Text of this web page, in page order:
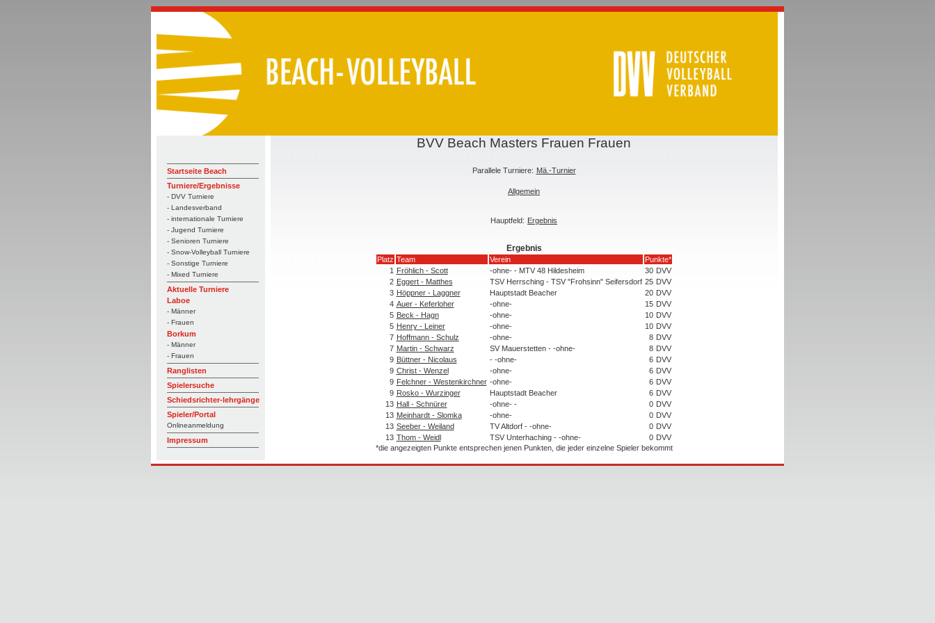
Startseite Beach
Turniere/Ergebnisse
- DVV Turniere
- Landesverband
- internationale Turniere
- Jugend Turniere
- Senioren Turniere
- Snow-Volleyball Turniere
- Sonstige Turniere
- Mixed Turniere
Aktuelle Turniere
Laboe
- Männer
- Frauen
Borkum
- Männer
- Frauen
Ranglisten
Spielersuche
Schiedsrichter-lehrgänge
Spieler/Portal
Onlineanmeldung
Impressum
BVV Beach Masters Frauen Frauen
Parallele Turniere: Mä.-Turnier
Allgemein
Hauptfeld: Ergebnis
Ergebnis
Platz Team Verein
Punkte*
1 Fröhlich - Scott -ohne- - MTV 48 Hildesheim 30 DVV
2 Eggert - Matthes TSV Herrsching - TSV "Frohsinn" Seifersdorf 25 DVV
3 Höppner - Laggner Hauptstadt Beacher 20 DVV
4 Auer - Keferloher -ohne- 15 DVV
5 Beck - Hagn -ohne- 10 DVV
5 Henry - Leiner -ohne- 10 DVV
7 Hoffmann - Schulz -ohne- 8 DVV
7 Martin - Schwarz SV Mauerstetten - -ohne- 8 DVV
9 Büttner - Nicolaus - -ohne- 6 DVV
9 Christ - Wenzel -ohne- 6 DVV
9 Felchner - Westenkirchner -ohne- 6 DVV
9 Rosko - Wurzinger Hauptstadt Beacher 6 DVV
13 Hall - Schnürer -ohne- - 0 DVV
13 Meinhardt - Slomka -ohne- 0 DVV
13 Seeber - Weiland TV Altdorf - -ohne- 0 DVV
13 Thom - Weidl TSV Unterhaching - -ohne- 0 DVV
*die angezeigten Punkte entsprechen jenen Punkten, die jeder einzelne Spieler bekommt